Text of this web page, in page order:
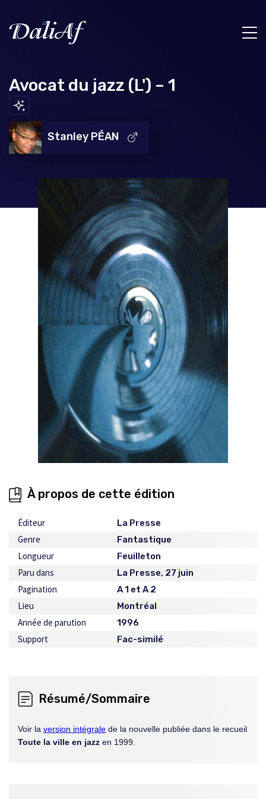
Avocat du jazz (L') – 1
Stanley PÉAN
À propos de cette édition
Éditeur La Presse
Genre Fantastique
Longueur Feuilleton
Paru dans La Presse, 27 juin
Pagination A 1 et A 2
Lieu Montréal
Année de parution 1996
Support Fac-similé
Résumé/Sommaire
Voir la version intégrale de la nouvelle publiée dans le recueil
Toute la ville en jazz en 1999.